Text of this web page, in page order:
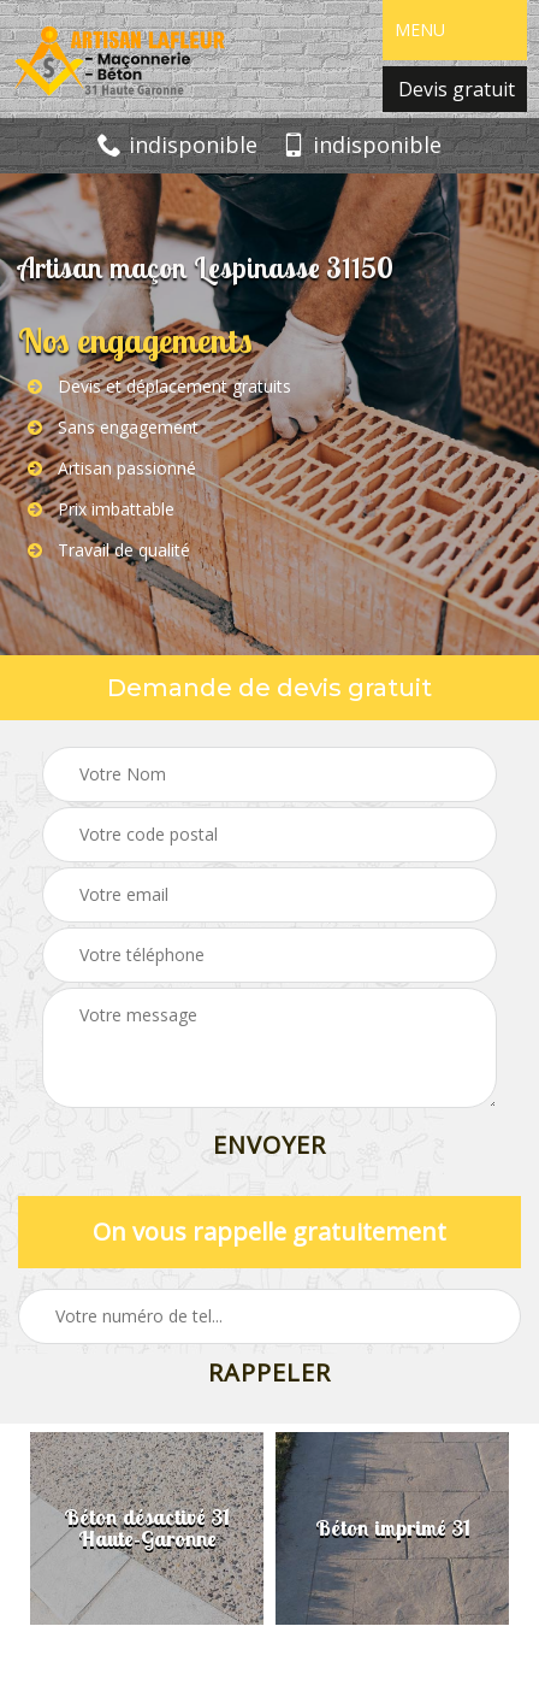
MENU
Devis gratuit
indisponible indisponible
Artisan maçon Lespinasse 31150
Nos engagements
Devis et déplacement gratuits
Sans engagement
Artisan passionné
Prix imbattable
Travail de qualité
Demande de devis gratuit
On vous rappelle gratuitement
Béton désactivé 31
Haute-Garonne Béton imprimé 31